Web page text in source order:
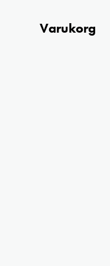
Varukorg